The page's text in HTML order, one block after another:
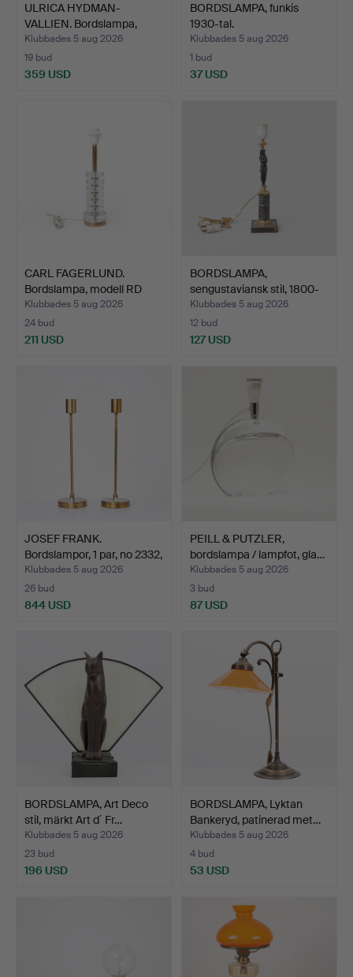
ULRICA HYDMAN-
VALLIEN. Bordslampa,
"Caramb…
Klubbades 5 aug 2026
19 bud
359 USD
BORDSLAMPA, funkis
1930-tal.
Klubbades 5 aug 2026
1 bud
37 USD
CARL FAGERLUND.
Bordslampa, modell RD
1983…
Klubbades 5 aug 2026
24 bud
211 USD
BORDSLAMPA,
sengustaviansk stil, 1800-
tal.
Klubbades 5 aug 2026
12 bud
127 USD
JOSEF FRANK.
Bordslampor, 1 par, no 2332,
…
Klubbades 5 aug 2026
26 bud
844 USD
PEILL & PUTZLER,
bordslampa / lampfot, gla…
Klubbades 5 aug 2026
3 bud
87 USD
BORDSLAMPA, Art Deco
stil, märkt Art d´ Fr…
Klubbades 5 aug 2026
23 bud
196 USD
BORDSLAMPA, Lyktan
Bankeryd, patinerad met…
Klubbades 5 aug 2026
4 bud
53 USD